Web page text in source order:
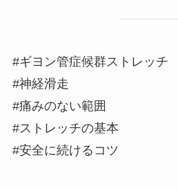
#ギヨン管症候群ストレッチ
#神経滑走
#痛みのない範囲
#ストレッチの基本
#安全に続けるコツ